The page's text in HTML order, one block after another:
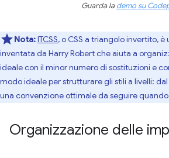
Guarda lademo su
Nota:ITCSS, o CSS a triangolo invertito,
inventata da Harry Robert che aiuta a
ideale con il minor numero di sostituzioni e
modo ideale per strutturare gli stili a livelli:
una convenzione ottimale da seguire quando
Organizzazione delle